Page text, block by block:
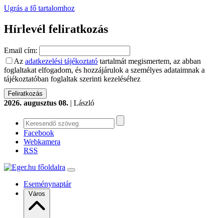
Ugrás a fő tartalomhoz
Hírlevél feliratkozás
Email cím:
Az adatkezelési tájékoztató tartalmát megismertem, az abban
foglaltakat elfogadom, és hozzájárulok a személyes adataimnak a
tájékoztatóban foglaltak szerinti kezeléséhez
2026. augusztus 08. | László
Facebook
Webkamera
RSS
Eseménynaptár
Város